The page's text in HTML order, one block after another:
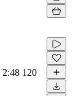
2:48 120